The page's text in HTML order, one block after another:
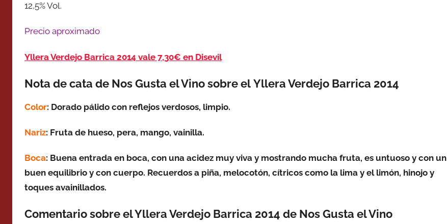
12,5% Vol.
Precio aproximado
Yllera Verdejo Barrica 2014 vale 7,30€ en Disevil
Nota de cata de Nos Gusta el Vino sobre el Yllera Verdejo Barrica 2014
Color: Dorado pálido con reflejos verdosos, limpio.
Nariz: Fruta de hueso, pera, mango, vainilla.
Boca: Buena entrada en boca, con una acidez muy viva y mostrando mucha fruta, es untuoso y con un
buen equilibrio y con cuerpo. Recuerdos a piña, melocotón, cítricos como la lima y el limón, hinojo y
toques avainillados.
Comentario sobre el Yllera Verdejo Barrica 2014 de Nos Gusta el Vino